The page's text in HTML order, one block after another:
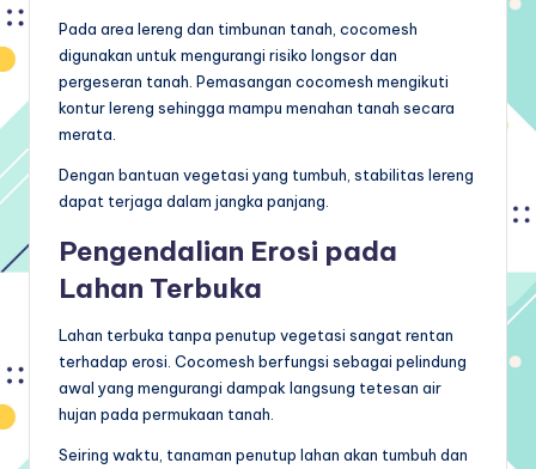
Pada area lereng dan timbunan tanah, cocomesh
digunakan untuk mengurangi risiko longsor dan
pergeseran tanah. Pemasangan cocomesh mengikuti
kontur lereng sehingga mampu menahan tanah secara
merata.
Dengan bantuan vegetasi yang tumbuh, stabilitas lereng
dapat terjaga dalam jangka panjang.
Pengendalian Erosi pada
Lahan Terbuka
Lahan terbuka tanpa penutup vegetasi sangat rentan
terhadap erosi. Cocomesh berfungsi sebagai pelindung
awal yang mengurangi dampak langsung tetesan air
hujan pada permukaan tanah.
Seiring waktu, tanaman penutup lahan akan tumbuh dan